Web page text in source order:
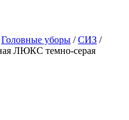
Головные уборы / СИЗ /
ЛЮКС темно-серая